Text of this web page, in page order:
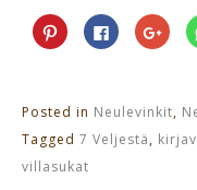
Jaa
Pinterest
palvelussa(Avautuu
Jaa
uudessa
Jaa
Posted in Neulevinkit,
Tagged 7 Veljestä,
villasukat